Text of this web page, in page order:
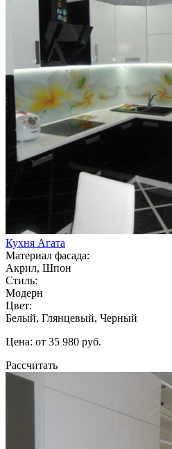
Кухня Агата
Материал фасада:
Акрил, Шпон
Стиль:
Модерн
Цвет:
Белый, Глянцевый, Черный
Цена: от 35 980 руб.
Рассчитать